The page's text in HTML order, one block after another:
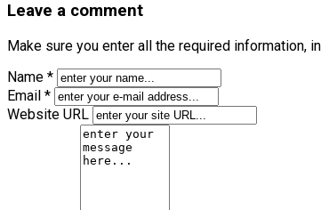
Leave a comment
Make sure you enter all the required information,
Name *
Email *
Website URL